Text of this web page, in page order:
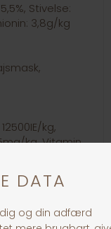
Stivelse:
3,8g/kg
kg,
kg, Vitamin
kg,
kg,